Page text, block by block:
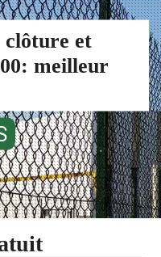
clôture et
meilleur